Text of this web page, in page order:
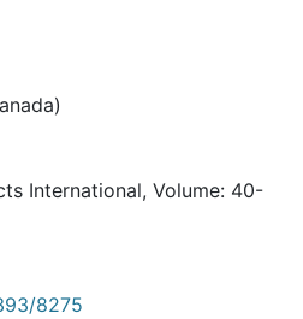
International, Volume: 40-
8275